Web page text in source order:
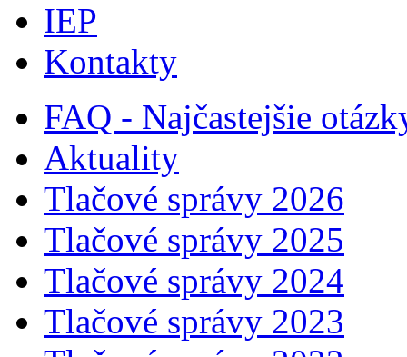
IEP
Kontakty
FAQ - Najčastejšie
Aktuality
Tlačové správy 2026
Tlačové správy 2025
Tlačové správy 2024
Tlačové správy 2023